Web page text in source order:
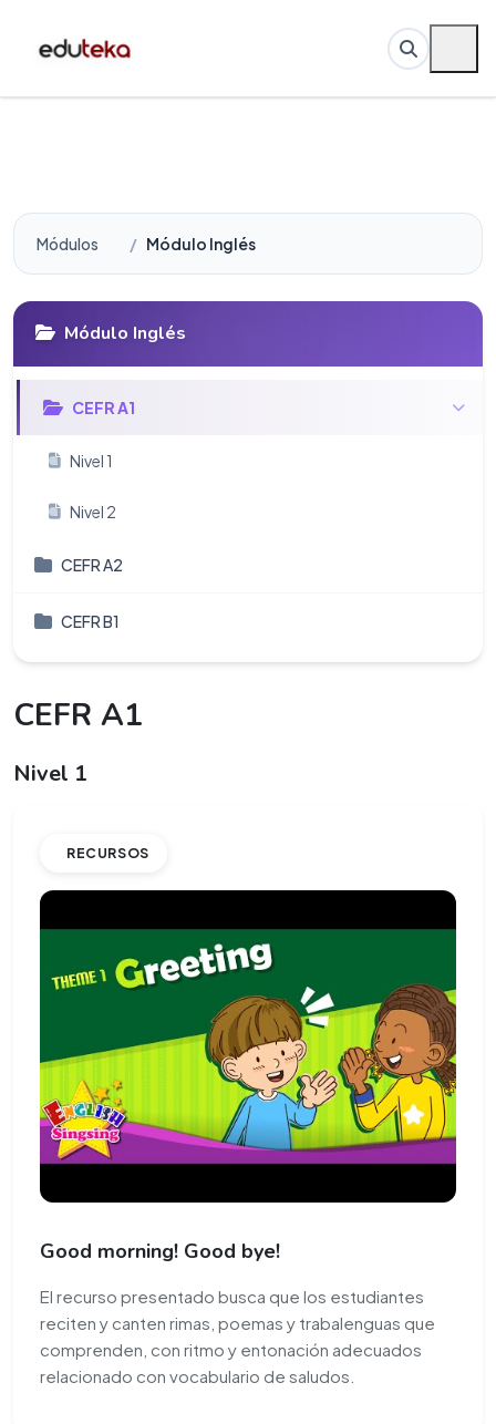
Módulos Módulo Inglés
Módulo Inglés
CEFR A1
Nivel 1
Nivel 2
CEFR A2
CEFR B1
CEFR A1
Nivel 1
RECURSOS
Good morning! Good bye!
El recurso presentado busca que los estudiantes
reciten y canten rimas, poemas y trabalenguas que
comprenden, con ritmo y entonación adecuados
relacionado con vocabulario de saludos.